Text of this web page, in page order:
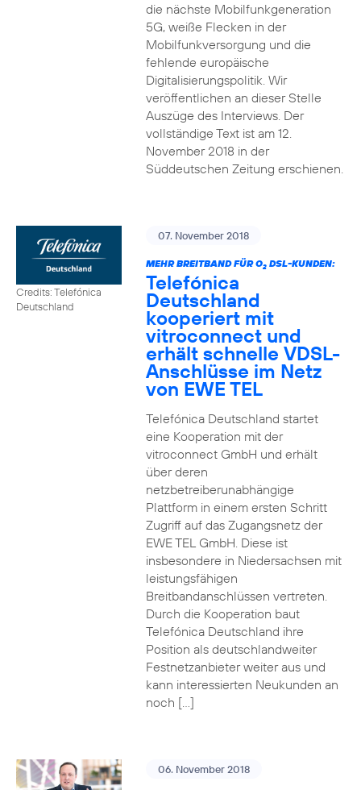
die nächste Mobilfunkgeneration
5G, weiße Flecken in der
Mobilfunkversorgung und die
fehlende europäische
Digitalisierungspolitik. Wir
veröffentlichen an dieser Stelle
Auszüge des Interviews. Der
vollständige Text ist am 12.
November 2018 in der
Süddeutschen Zeitung erschienen.
Credits: Telefónica
Deutschland
07. November 2018
MEHR BREITBAND FÜR O2DSL-KUNDEN:
Telefónica
Deutschland
kooperiert mit
vitroconnect und
erhält schnelle VDSL-
Anschlüsse im Netz
von EWE TEL
Telefónica Deutschland startet
eine Kooperation mit der
vitroconnect GmbH und erhält
über deren
netzbetreiberunabhängige
Plattform in einem ersten Schritt
Zugriff auf das Zugangsnetz der
EWE TEL GmbH. Diese ist
insbesondere in Niedersachsen mit
leistungsfähigen
Breitbandanschlüssen vertreten.
Durch die Kooperation baut
Telefónica Deutschland ihre
Position als deutschlandweiter
Festnetzanbieter weiter aus und
kann interessierten Neukunden an
noch […]
06. November 2018